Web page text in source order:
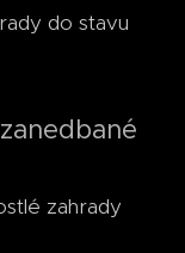
do stavu
zahrady